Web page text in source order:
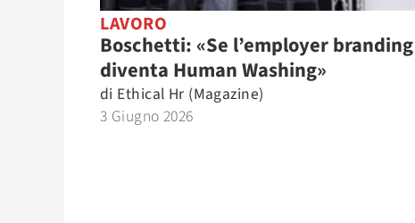
LAVORO
Boschetti: «Se l’employer branding
diventa Human Washing»
di Ethical Hr (Magazine)
3 Giugno 2026